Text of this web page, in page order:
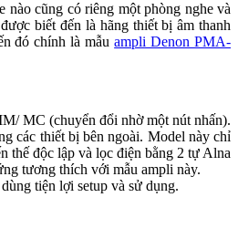
cũng có riêng một phòng nghe và
được biết đến là hãng thiết bị âm thanh
đó chính là mẫuampli Denon PMA-
MC (chuyển đổi nhờ một nút nhấn).
các thiết bị bên ngoài. Model này chỉ
thế độc lập và lọc điện bằng 2 tự Alna
tương thích với mẫu ampli này.
tiện lợi setup và sử dụng.